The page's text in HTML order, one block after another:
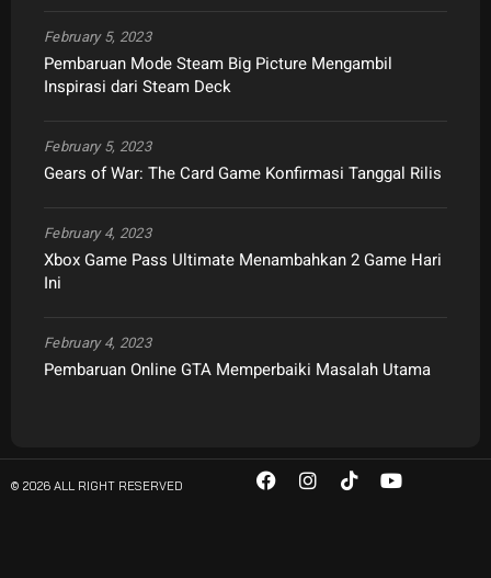
Pembaruan Mode Steam Big Picture Mengambil
Inspirasi dari Steam Deck
February 5, 2023
Gears of War: The Card Game Konfirmasi Tanggal Rilis
February 5, 2023
Xbox Game Pass Ultimate Menambahkan 2 Game Hari
Ini
February 4, 2023
Pembaruan Online GTA Memperbaiki Masalah Utama
February 4, 2023
© 2026 ALL RIGHT RESERVED